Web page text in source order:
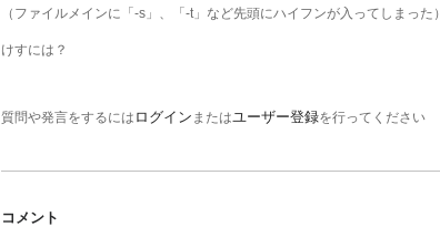
（ファイルメインに「-s」、「-t」など先頭にハイフンが入ってしまった）
けすには？
質問や発言をするには ログイン またはユーザー登録を行ってください
コメント